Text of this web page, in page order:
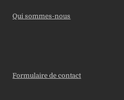
Qui sommes-nous
Formulaire de contact